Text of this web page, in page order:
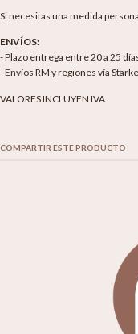
Si necesitas una medida
ENVÍOS:
- Plazo entrega entre 20 a 25
- Envíos RM y regiones vía
VALORES INCLUYEN IVA
COMPARTIR ESTE PRODUCTO